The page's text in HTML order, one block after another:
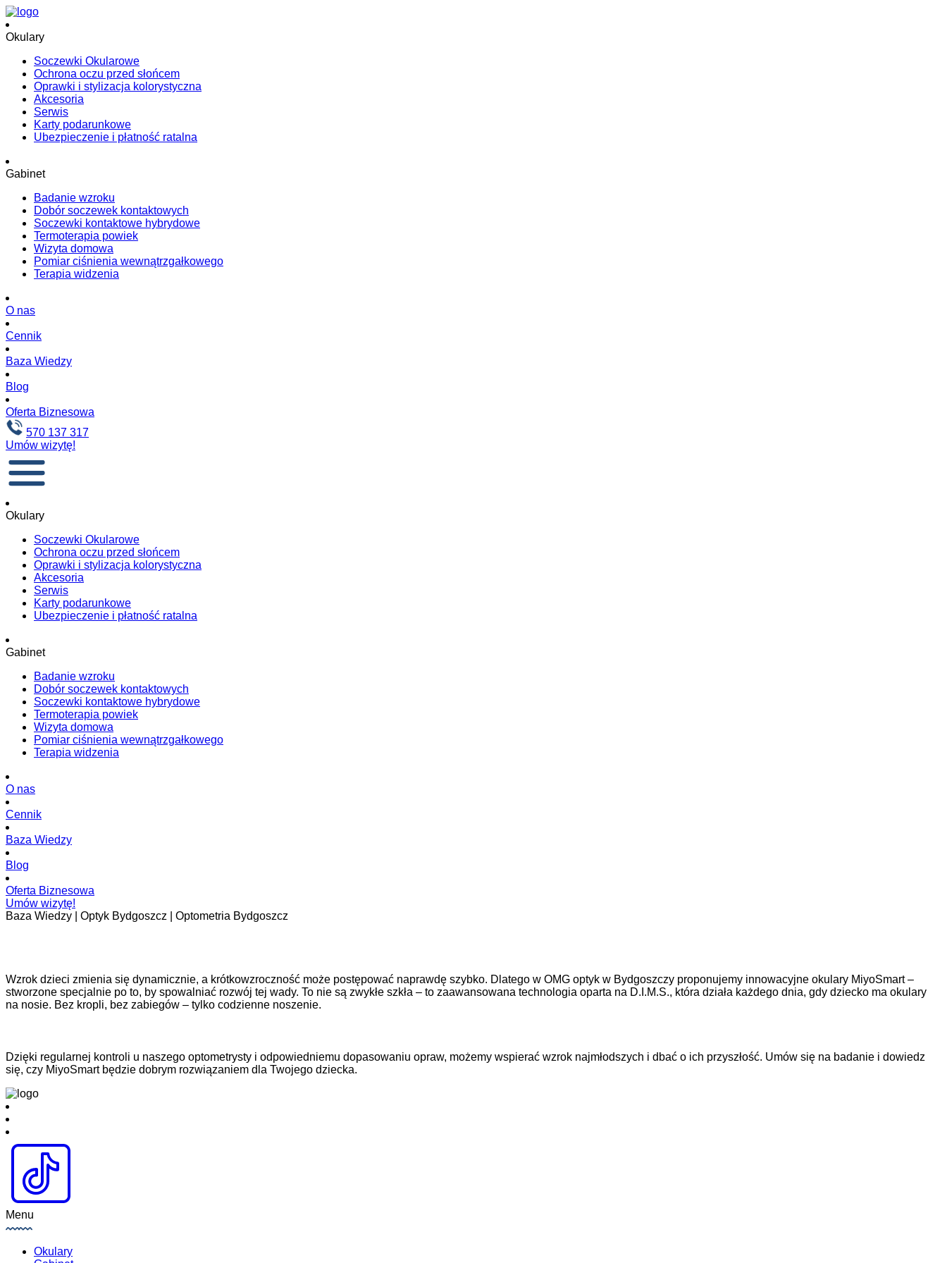
Okulary
Soczewki Okularowe
Ochrona oczu przed słońcem
Oprawki i stylizacja kolorystyczna
Akcesoria
Serwis
Karty podarunkowe
Ubezpieczenie i płatność ratalna
Gabinet
Badanie wzroku
Dobór soczewek kontaktowych
Soczewki kontaktowe hybrydowe
Termoterapia powiek
Wizyta domowa
Pomiar ciśnienia wewnątrzgałkowego
Terapia widzenia
O nas
Cennik
Baza Wiedzy
Blog
Oferta Biznesowa
570 137 317
Umów wizytę!
Okulary
Soczewki Okularowe
Ochrona oczu przed słońcem
Oprawki i stylizacja kolorystyczna
Akcesoria
Serwis
Karty podarunkowe
Ubezpieczenie i płatność ratalna
Gabinet
Badanie wzroku
Dobór soczewek kontaktowych
Soczewki kontaktowe hybrydowe
Termoterapia powiek
Wizyta domowa
Pomiar ciśnienia wewnątrzgałkowego
Terapia widzenia
O nas
Cennik
Baza Wiedzy
Blog
Oferta Biznesowa
Umów wizytę!
Baza Wiedzy | Optyk Bydgoszcz | Optometria Bydgoszcz
Wzrok dzieci zmienia się dynamicznie, a krótkowzroczność może postępować naprawdę szybko. Dlatego w OMG optyk w Bydgoszczy proponujemy innowacyjne okulary MiyoSmart –
stworzone specjalnie po to, by spowalniać rozwój tej wady. To nie są zwykłe szkła – to zaawansowana technologia oparta na D.I.M.S., która działa każdego dnia, gdy dziecko ma okulary
na nosie. Bez kropli, bez zabiegów – tylko codzienne noszenie.
Dzięki regularnej kontroli u naszego optometrysty i odpowiedniemu dopasowaniu opraw, możemy wspierać wzrok najmłodszych i dbać o ich przyszłość. Umów się na badanie i dowiedz
się, czy MiyoSmart będzie dobrym rozwiązaniem dla Twojego dziecka.
Menu
Okulary